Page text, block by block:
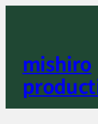
mishiro